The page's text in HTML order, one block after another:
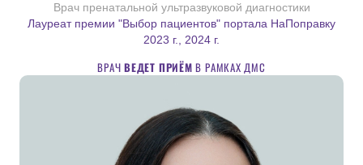
Врач пренатальной ультразвуковой диагностики
Лауреат премии "Выбор пациентов" портала НаПоправку
2023 г., 2024 г.
ВРАЧВЕДЕТ ПРИЁМ В РАМКАХ ДМС